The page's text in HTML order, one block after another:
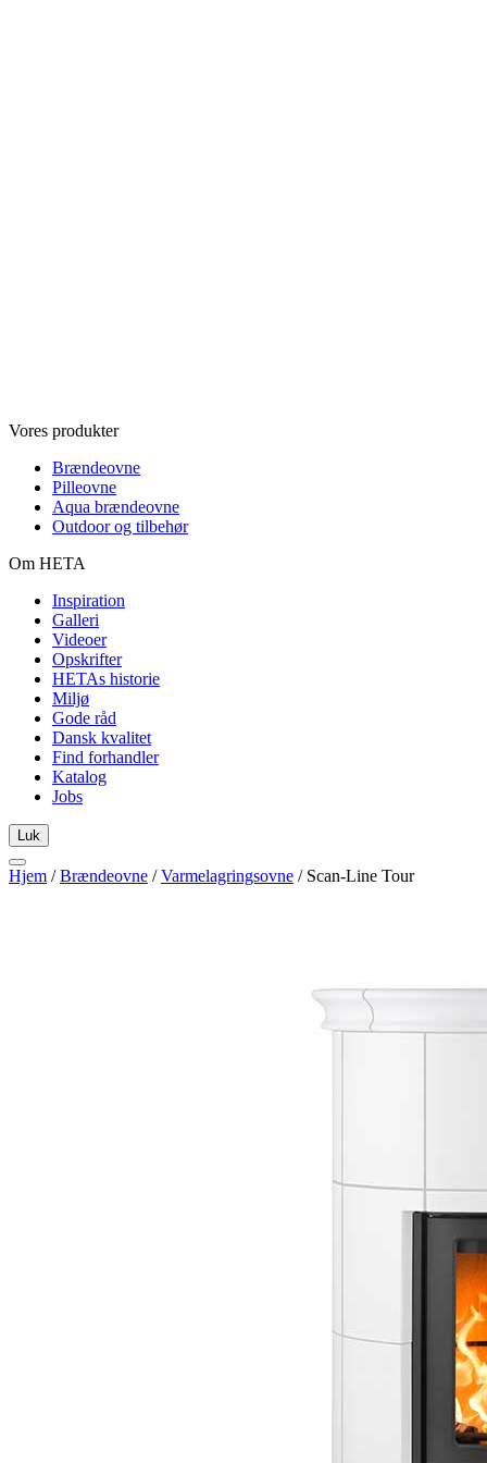
Vores produkter
Brændeovne
Pilleovne
Aqua brændeovne
Outdoor og tilbehør
Om HETA
Inspiration
Galleri
Videoer
Opskrifter
HETAs historie
Miljø
Gode råd
Dansk kvalitet
Find forhandler
Katalog
Jobs
Luk
Hjem / Brændeovne / Varmelagringsovne / Scan-Line Tour